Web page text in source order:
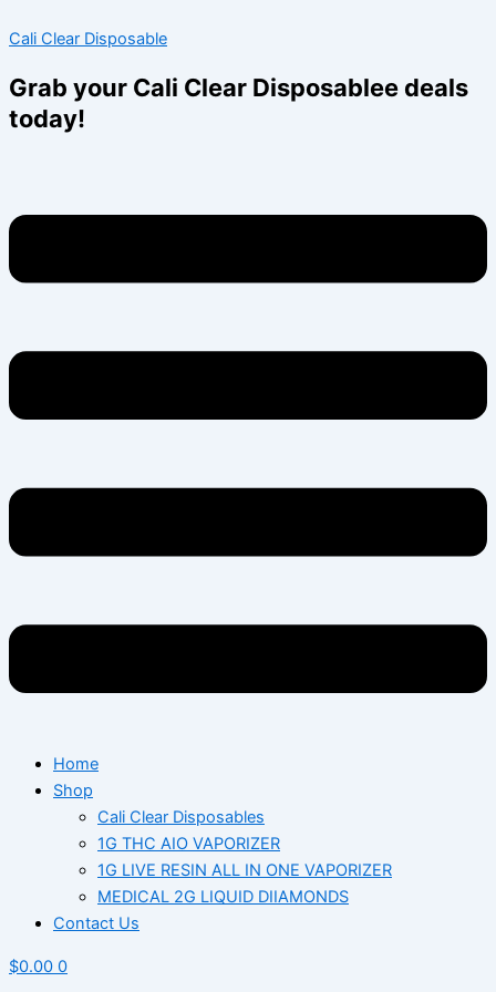
to
Cali Clear Disposable
Grab your Cali Clear Disposablee deals
today!
Home
Shop
Cali Clear Disposables
1G THC AIO VAPORIZER
1G LIVE RESIN ALL IN ONE VAPORIZER
MEDICAL 2G LIQUID DIIAMONDS
Contact Us
$0.00 0